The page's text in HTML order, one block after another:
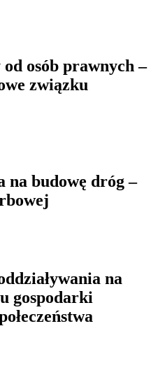
osób prawnych –
związku
na budowę dróg –
na
gospodarki